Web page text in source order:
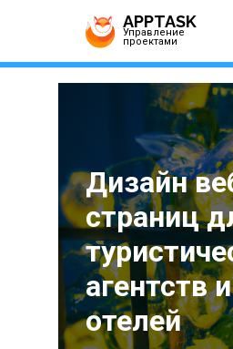
APPTASK
Управление
проектами
Дизайн
страниц
агентств и
отелей